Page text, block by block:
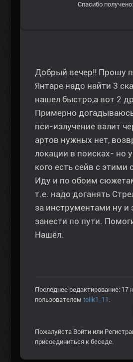
Спасибо
Добрый вечер!! Прошу
Янтаре надо найти 3
нашел быстро,а вот 2
Примерно
пси-излучение валит
артов нужных нет,
локации в поисках- но
кого есть сейв с этими
Иду и по обоим
т.е. надо доганять
за инструментами ну и
занести по пути.
Нашёл.
Последнее редактирование: 17
пользователем tolik1_11 .
Пожалуйста Войти или
присоединиться к беседе.